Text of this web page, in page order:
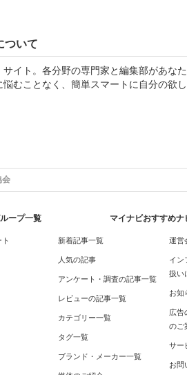
ついて
イト。各分野の専門家と編集部があなた
むことなく、簡単スマートに自分の欲し
会
ープ一覧 マイナビおすすめナ
新着記事一覧
人気の記事
アンケート・調査の記事一覧
レビューの記事一覧
カテゴリー一覧
タグ一覧
ブランド・メーカー一覧
運営
イン
扱い
お知
広告
のご
サー
お問